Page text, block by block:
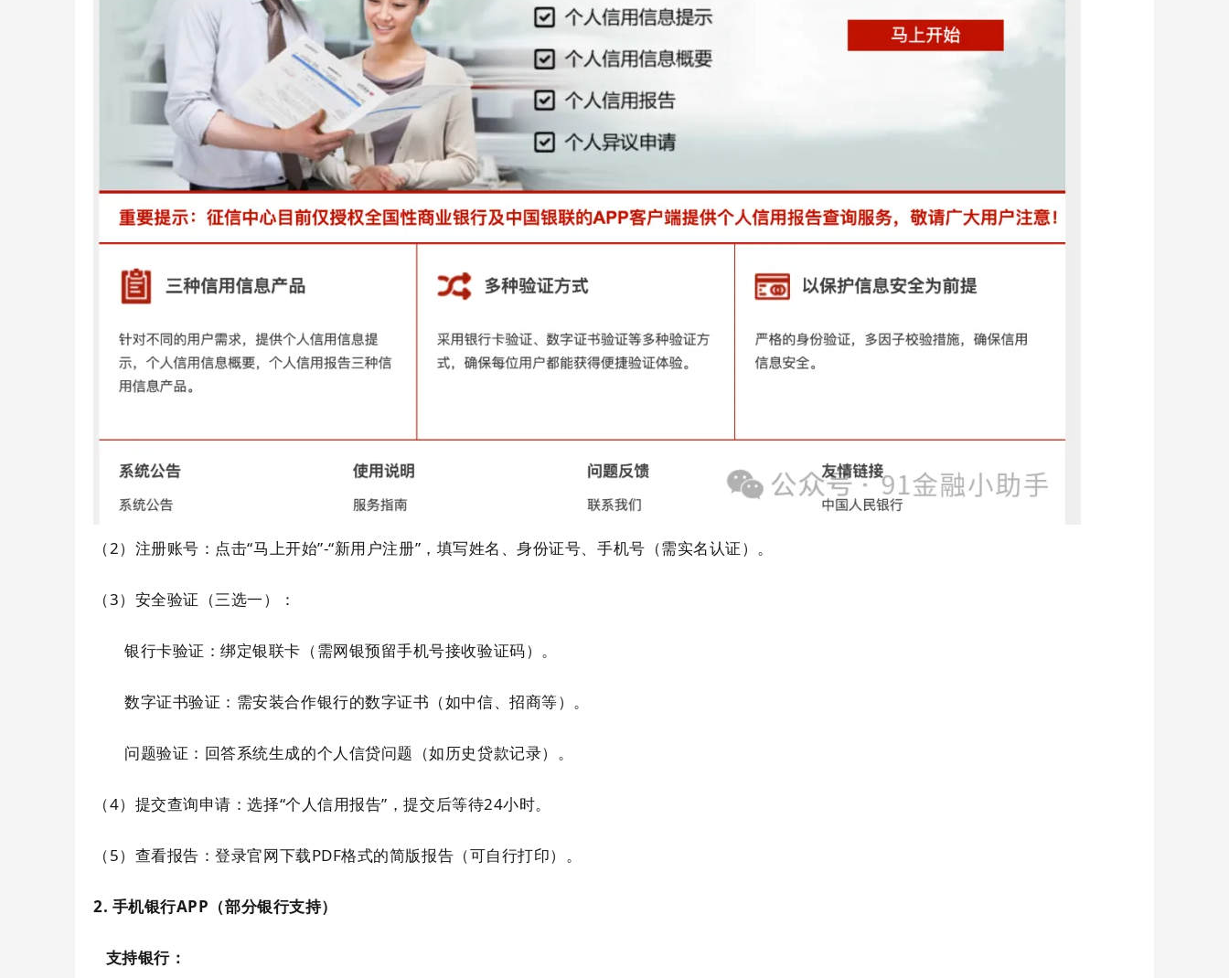
（2）注册账号：点击“马上开始”-“新用户注册”，填写姓名、身份证号、手机号（需实名认证）。
（3）安全验证（三选一）：
银行卡验证：绑定银联卡（需网银预留手机号接收验证码）。
数字证书验证：需安装合作银行的数字证书（如中信、招商等）。
问题验证：回答系统生成的个人信贷问题（如历史贷款记录）。
（4）提交查询申请：选择“个人信用报告”，提交后等待24小时。
（5）查看报告：登录官网下载PDF格式的简版报告（可自行打印）。
2. 手机银行APP（部分银行支持）
支持银行：